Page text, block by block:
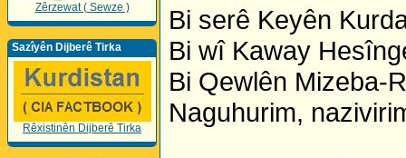
Zêrzewat ( Sewze )
Sazîyên Dijberê Tirka
Rêxistinên Dijberê Tirka
Bi serê Keyên
Bi wî Kaway
Bi Qewlên Mizeba-
Naguhurim,